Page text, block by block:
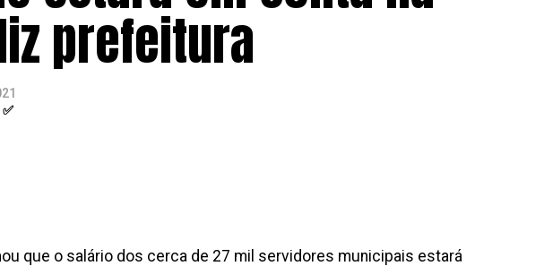
prefeitura
que o salário dos cerca de 27 mil servidores municipais estará